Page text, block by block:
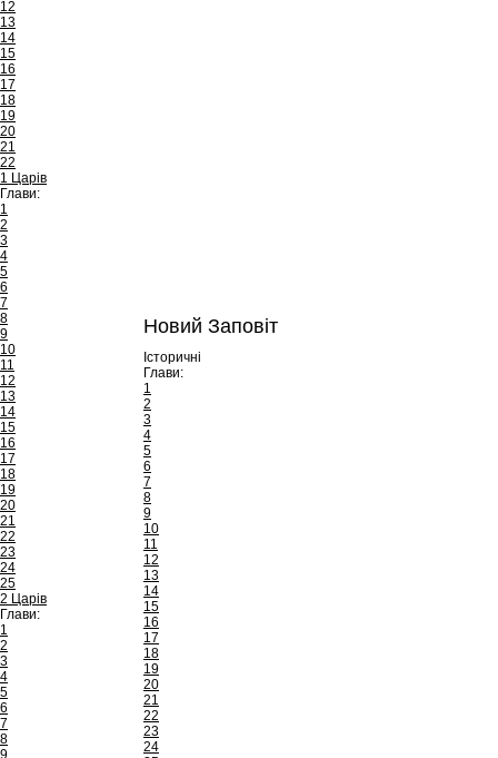
12
13
14
15
16
17
18
19
20
21
22
1 Царів
Глави:
1
2
3
4
5
6
7
8
9
10
11
12
13
14
15
16
17
18
19
20
21
22
23
24
25
2 Царів
Глави:
1
2
3
4
5
6
7
8
9
Новий Заповіт
Історичні
Глави:
1
2
3
4
5
6
7
8
9
10
11
12
13
14
15
16
17
18
19
20
21
22
23
24